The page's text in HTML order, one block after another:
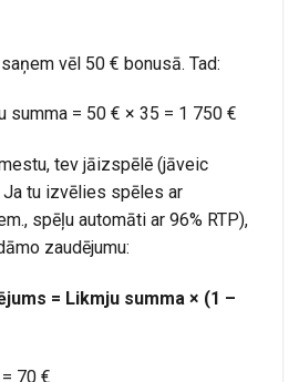
vēl 50 € bonusā. Tad:
summa = 50 € × 35 = 1 750 €
tev jāizspēlē (jāveic
Ja tu izvēlies spēles ar
spēļu automāti ar 96% RTP),
zaudējumu:
= Likmju summa × (1 –
70 €